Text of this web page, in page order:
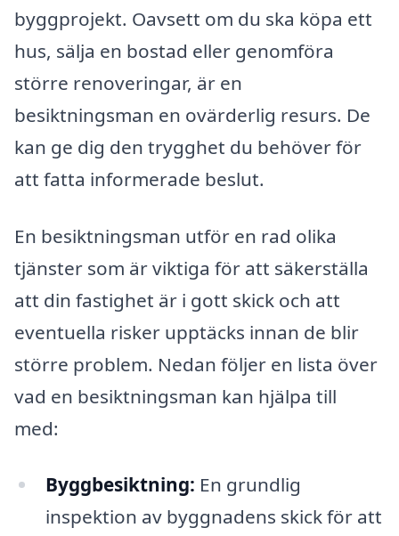
byggprojekt. Oavsett om du ska köpa ett
hus, sälja en bostad eller genomföra
större renoveringar, är en
besiktningsman en ovärderlig resurs. De
kan ge dig den trygghet du behöver för
att fatta informerade beslut.
En besiktningsman utför en rad olika
tjänster som är viktiga för att säkerställa
att din fastighet är i gott skick och att
eventuella risker upptäcks innan de blir
större problem. Nedan följer en lista över
vad en besiktningsman kan hjälpa till
med:
Byggbesiktning: En grundlig
inspektion av byggnadens skick för att